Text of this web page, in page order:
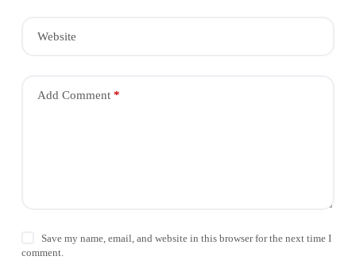
Website
Add Comment*
Save my name, email, and website in this browser for the next time I
comment.